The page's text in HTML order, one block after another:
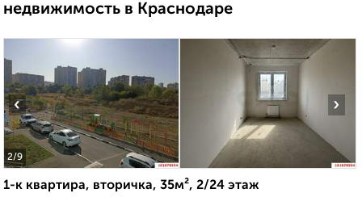
недвижимость в Краснодаре
2/9
‹ ›
1-к квартира, вторичка, 35м², 2/24 этаж